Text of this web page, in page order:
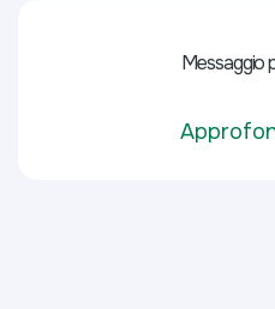
Messaggio